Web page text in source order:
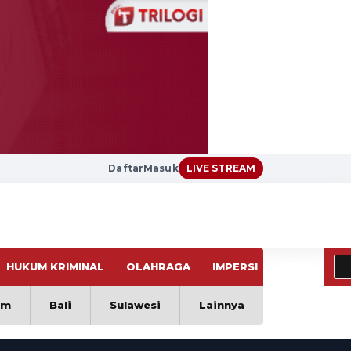
DaftarMasuk LIVE STREAM
HUKUM KRIMINAL OLAHRAGA IMPERSI
Bali Sulawesi Lainnya